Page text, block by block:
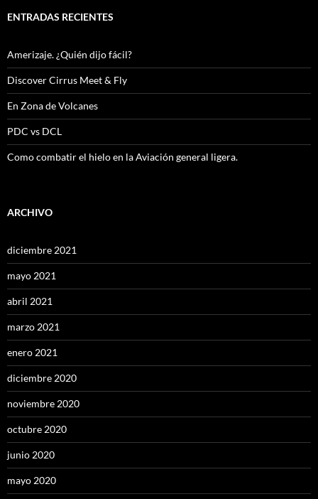
ENTRADAS RECIENTES
Amerizaje. ¿Quién dijo fácil?
Discover Cirrus Meet & Fly
En Zona de Volcanes
PDC vs DCL
Como combatir el hielo en la Aviación general ligera.
ARCHIVO
diciembre 2021
mayo 2021
abril 2021
marzo 2021
enero 2021
diciembre 2020
noviembre 2020
octubre 2020
junio 2020
mayo 2020